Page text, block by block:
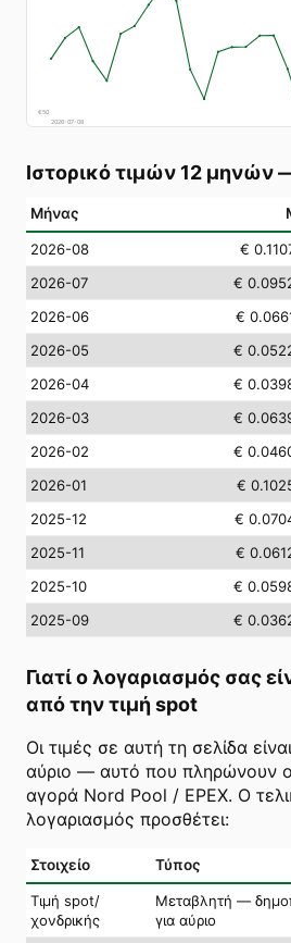
€50
2026-07-08
Ιστορικό τιμών 12 μηνών
Μήνας
2026-08 €
2026-07
€
2026-06
€
2026-05
€
2026-04
€
2026-03
€
2026-02
€
2026-01
€
2025-12
€
2025-11
€
2025-10
€
2025-09
€
Γιατί ο λογαριασμός σας
από την τιμή spot
Οι τιμές σε αυτή τη σελίδα
αύριο — αυτό που πληρώνουν
αγορά Nord Pool / EPEX. Ο
λογαριασμός προσθέτει:
Στοιχείο Τύπος
Τιμή spot/
χονδρικής
Μεταβλητή —
για αύριο